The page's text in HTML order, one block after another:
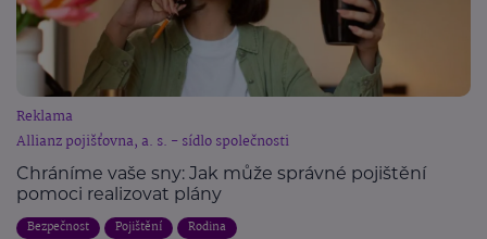
Reklama
Allianz pojišťovna, a. s. - sídlo společnosti
Chráníme vaše sny: Jak může správné pojištění
pomoci realizovat plány
Bezpečnost Pojištění Rodina